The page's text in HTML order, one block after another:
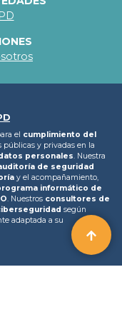
el cumplimiento del
públicas y privadas en la
personales . Nuestra
de seguridad
y el acompañamiento,
informático de
. Nuestros consultores de
según
adaptada a su